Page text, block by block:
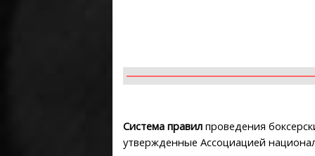
Система правил проведения
утвержденные Ассоциацией